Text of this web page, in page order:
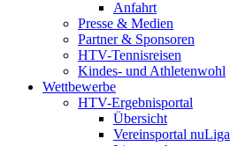
Anfahrt
Presse & Medien
Partner & Sponsoren
HTV-Tennisreisen
Kindes- und Athletenwohl
Wettbewerbe
HTV-Ergebnisportal
Übersicht
Vereinsportal nuLiga